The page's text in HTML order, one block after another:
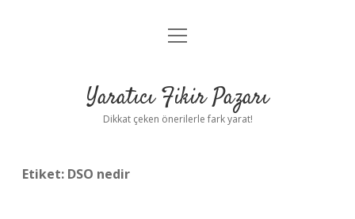
Anasayfa
Yasal Uyarı
menüyü
Yaratıcı Fikir Pazarı
Dikkat çeken önerilerle fark yarat!
Etiket: DSO nedir